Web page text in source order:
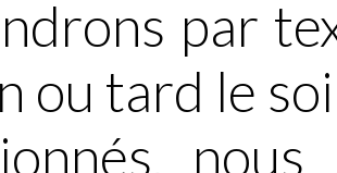
par
ou tard le